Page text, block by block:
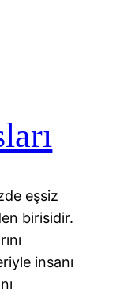
eşsiz
birisidir.
insanı